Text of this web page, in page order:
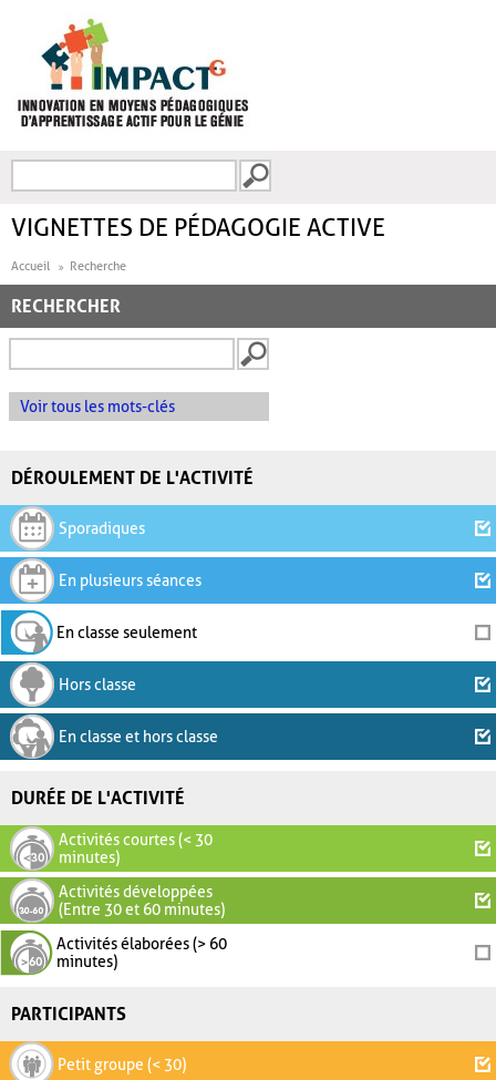
FORMULAIRE DE
VIGNETTES DE PÉDAGOGIE ACTIVE
Accueil Recherche
RECHERCHER
Voir tous les mots-clés
DÉROULEMENT DE L'ACTIVITÉ
Sporadiques
En plusieurs séances
En classe seulement
Hors classe
En classe et hors classe
DURÉE DE L'ACTIVITÉ
Activités courtes (< 30
minutes)
Activités développées
(Entre 30 et 60 minutes)
Activités élaborées (> 60
minutes)
PARTICIPANTS
Petit groupe (< 30)